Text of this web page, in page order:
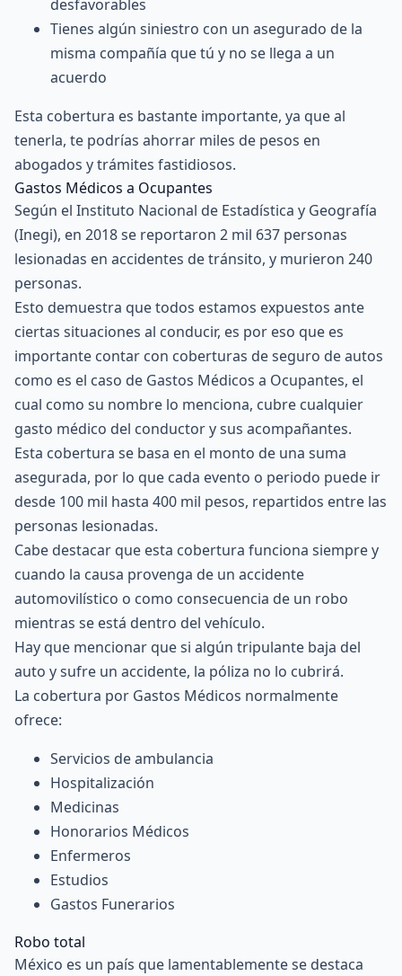
desfavorables
Tienes algún siniestro con un asegurado de la
misma compañía que tú y no se llega a un
acuerdo
Esta cobertura es bastante importante, ya que al
tenerla, te podrías ahorrar miles de pesos en
abogados y trámites fastidiosos.
Gastos Médicos a Ocupantes
Según el Instituto Nacional de Estadística y Geografía
(Inegi), en 2018 se reportaron 2 mil 637 personas
lesionadas en accidentes de tránsito, y murieron 240
personas.
Esto demuestra que todos estamos expuestos ante
ciertas situaciones al conducir, es por eso que es
importante contar con coberturas de seguro de autos
como es el caso de Gastos Médicos a Ocupantes, el
cual como su nombre lo menciona, cubre cualquier
gasto médico del conductor y sus acompañantes.
Esta cobertura se basa en el monto de una suma
asegurada, por lo que cada evento o periodo puede ir
desde 100 mil hasta 400 mil pesos, repartidos entre las
personas lesionadas.
Cabe destacar que esta cobertura funciona siempre y
cuando la causa provenga de un accidente
automovilístico o como consecuencia de un robo
mientras se está dentro del vehículo.
Hay que mencionar que si algún tripulante baja del
auto y sufre un accidente, la póliza no lo cubrirá.
La cobertura por Gastos Médicos normalmente
ofrece:
Servicios de ambulancia
Hospitalización
Medicinas
Honorarios Médicos
Enfermeros
Estudios
Gastos Funerarios
Robo total
México es un país que lamentablemente se destaca